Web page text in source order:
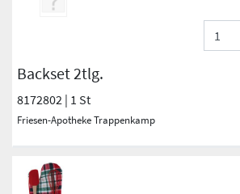
Backset 2tlg.
8172802 | 1 St
Friesen-Apotheke Trappenkamp